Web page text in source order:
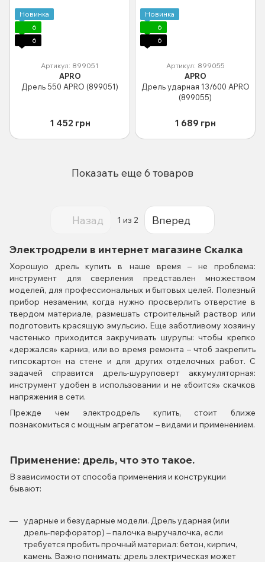
Новинка
6
6
Артикул: 899051
APRO
Дрель 550 APRO (899051)
1 452 грн
Новинка
6
6
Артикул: 899055
APRO
Дрель ударная 13/600 APRO
(899055)
1 689 грн
Показать еще 6 товаров
Назад 1 из 2 Вперед
Электродрели в интернет магазине Скалка
Хорошую дрель купить в наше время – не проблема:
инструмент для сверления представлен множеством
моделей, для профессиональных и бытовых целей. Полезный
прибор незаменим, когда нужно просверлить отверстие в
твердом материале, размешать строительный раствор или
подготовить красящую эмульсию. Еще заботливому хозяину
частенько приходится закручивать шурупы: чтобы крепко
«держался» карниз, или во время ремонта – чтоб закрепить
гипсокартон на стене и для других отделочных работ. С
задачей справится дрель-шуруповерт аккумуляторная:
инструмент удобен в использовании и не «боится» скачков
напряжения в сети.
Прежде чем электродрель купить, стоит ближе
познакомиться с мощным агрегатом – видами и применением.
Применение: дрель, что это такое.
В зависимости от способа применения и конструкции
бывают:
ударные и безударные модели. Дрель ударная (или
дрель-перфоратор) – палочка выручалочка, если
требуется пробить прочный материал: бетон, кирпич,
камень. Важно понимать: дрель электрическая может